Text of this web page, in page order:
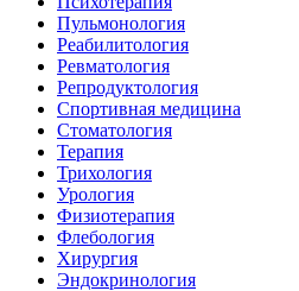
Пульмонология
Реабилитология
Ревматология
Репродуктология
Спортивная медицина
Стоматология
Терапия
Трихология
Урология
Физиотерапия
Флебология
Хирургия
Эндокринология